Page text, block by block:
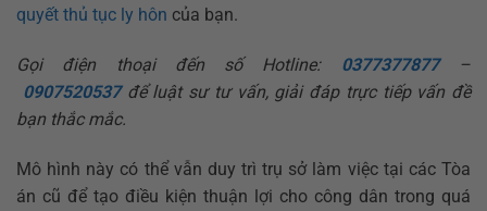
quyết thủ tục ly hôn của bạn.
Gọi điện thoại đến số Hotline: 0377377877–
0907520537để luật sư tư vấn, giải đáp trực tiếp vấn đề
bạn thắc mắc.
Mô hình này có thể vẫn duy trì trụ sở làm việc tại các Tòa
án cũ để tạo điều kiện thuận lợi cho công dân trong quá